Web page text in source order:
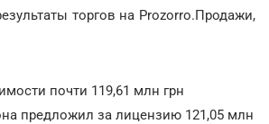
торгов на Prozorro.Продажи,
почти 119,61 млн грн
предложил за лицензию 121,05 млн